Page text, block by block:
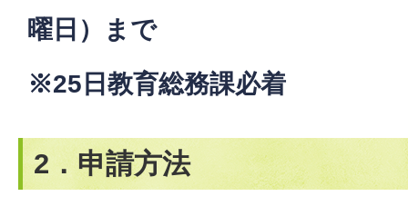
曜日）まで
※25日教育総務課必着
2．申請方法